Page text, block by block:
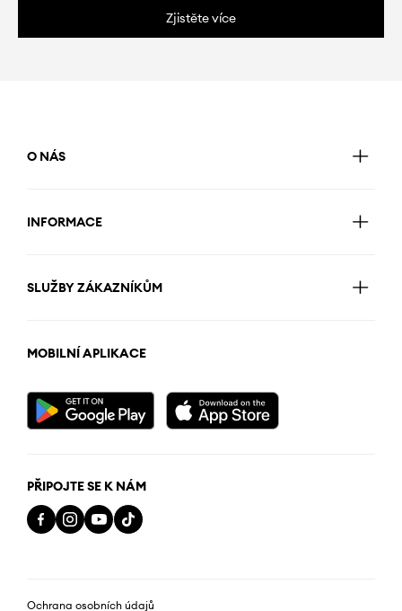
Zjistěte více
O NÁS
INFORMACE
SLUŽBY ZÁKAZNÍKŮM
MOBILNÍ APLIKACE
PŘIPOJTE SE K NÁM
Ochrana osobních údajů